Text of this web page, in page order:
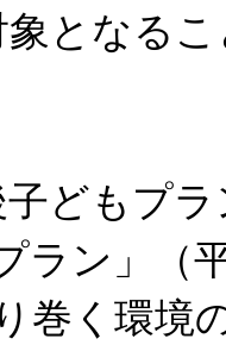
となる
どもプラ
ラン」
巻く環境